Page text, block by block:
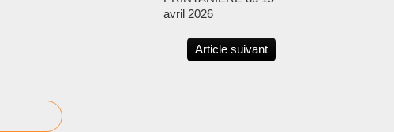
avril 2026
Article suivant